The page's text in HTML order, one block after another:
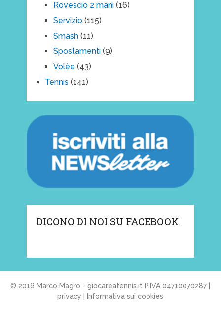
Rovescio 2 mani(16)
Servizio(115)
Smash(11)
Spostamenti(9)
Volèe (43)
Tennis (141)
DICONO DI NOI SU FACEBOOK
© 2016 Marco Magro - giocareatennis.it P.IVA 04710070287 |
privacy
Informativa sui cookies